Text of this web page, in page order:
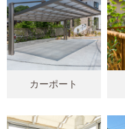
カーポート